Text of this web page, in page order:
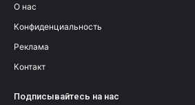
О нас
Конфиденциальность
Реклама
Контакт
Подписывайтесь на нас